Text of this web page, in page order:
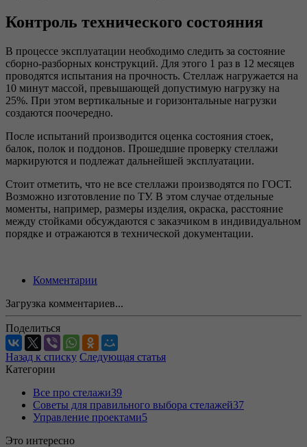
Контроль технического состояния
В процессе эксплуатации необходимо следить за состояние
сборно-разборных конструкций. Для этого 1 раз в 12 месяцев
проводятся испытания на прочность. Стеллаж нагружается на
10 минут массой, превышающей допустимую нагрузку на
25%. При этом вертикальные и горизонтальные нагрузки
создаются поочередно.
После испытаний производится оценка состояния стоек,
балок, полок и поддонов. Прошедшие проверку стеллажи
маркируются и подлежат дальнейшей эксплуатации.
Стоит отметить, что не все стеллажи производятся по ГОСТ.
Возможно изготовление по ТУ. В этом случае отдельные
моменты, например, размеры изделия, окраска, расстояние
между стойками обсуждаются с заказчиком в индивидуальном
порядке и отражаются в технической документации.
Комментарии
Загрузка комментариев...
Поделиться
Назад к списку Следующая статья
Категории
Все про стелажи39
Советы для правильного выбора стелажей37
Управление проектами5
Это интересно